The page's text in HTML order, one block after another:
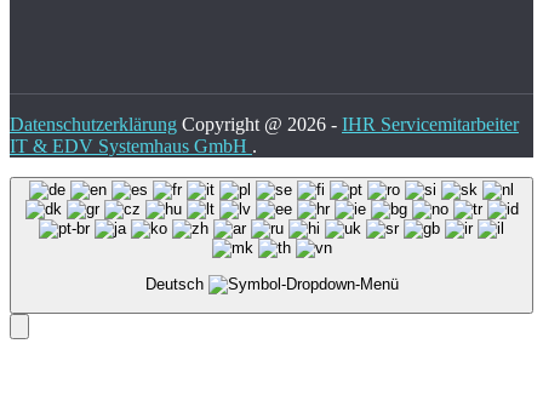
Datenschutzerklärung Copyright @ 2026 - IHR Servicemitarbeiter
IT & EDV Systemhaus GmbH .
Deutsch